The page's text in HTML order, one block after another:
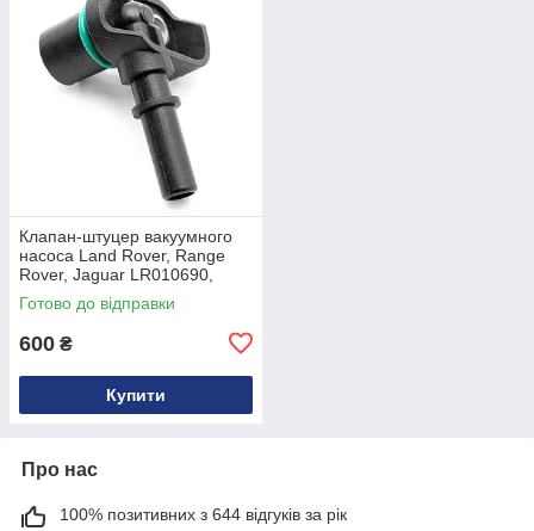
Клапан-штуцер вакуумного
насоса Land Rover, Range
Rover, Jaguar LR010690,
LR048796, LR060475,
LR082226
Готово до відправки
600 ₴
Купити
Про нас
100% позитивних з 644 відгуків за рік